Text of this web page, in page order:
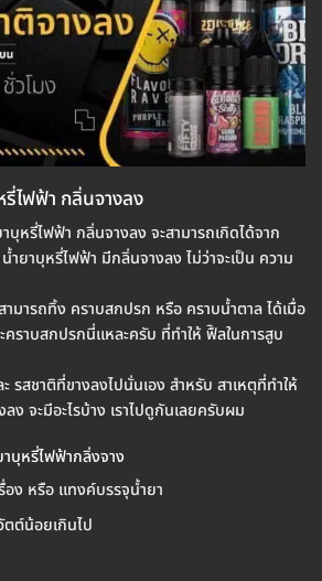
รี่ไฟฟ้า กลิ่นจางลง
บุหรี่ไฟฟ้า กลิ่นจางลง จะสามารถเกิดได้จาก
ยาบุหรี่ไฟฟ้า มีกลิ่นจางลง ไม่ว่าจะเป็น ความ
ามารถทิ้ง คราบสกปรก หรือ คราบน้ำตาล ได้เมื่อ
คราบสกปรกนี่แหละครับ ที่ทำให้ ฟืิลในการสูบ
รสชาติที่ขางลงไปนั่นเอง สำหรับ สาเหตุที่ทำให้
ง จะมีอะไรบ้าง เราไปดูกันเลยครับผม
าบุหรี่ไฟฟ้ากลิ่งจาง
อง หรือ แทงค์บรรจุน้ำยา
ตต์น้อยเกินไป